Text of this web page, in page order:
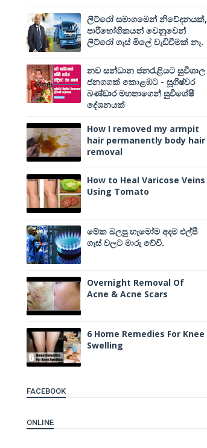
ලිට්රෝ සමාගමෙන් නිවේදනයක්,
පාරිභෝගිකයන් වෙනුවෙන්
ලිට්රෝ ගෑස් මිලේ වැඩිවීමක් නෑ.
නව සන්ධාන ජනරැළියට සුවිශාල
ජනගගක් කොළඹට - සූගීෂ්වර
බණ්ඩාර මහතාගෙන් සුවිශේෂී
දේශනයක්
How I removed my armpit
hair permanently body hair
removal
How to Heal Varicose Veins
Using Tomato
මේක බලපු හැමෝම අදම එල්පී
ගෑස් වලට මාරු වේවි.
Overnight Removal Of
Acne & Acne Scars
6 Home Remedies For Knee
Swelling
FACEBOOK
ONLINE